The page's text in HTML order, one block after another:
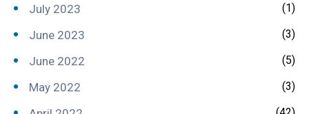
July 2023 (1)
June 2023 (3)
June 2022 (5)
May 2022 (3)